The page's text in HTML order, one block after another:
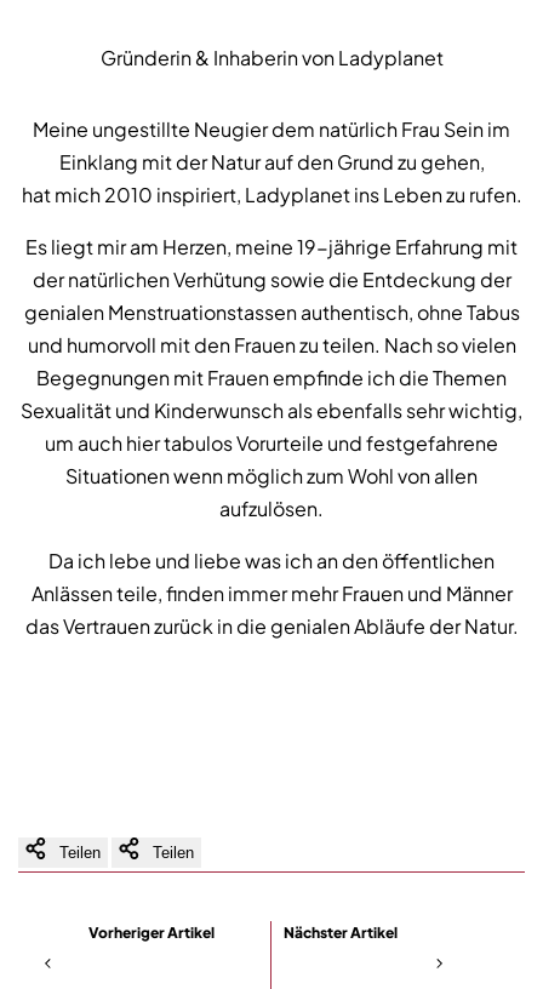
Gründerin & Inhaberin von Ladyplanet
Meine ungestillte Neugier dem natürlich Frau Sein im
Einklang mit der Natur auf den Grund zu gehen,
hat mich 2010 inspiriert, Ladyplanet ins Leben zu rufen.
Es liegt mir am Herzen, meine 19-jährige Erfahrung mit
der natürlichen Verhütung sowie die Entdeckung der
genialen Menstruationstassen authentisch, ohne Tabus
und humorvoll mit den Frauen zu teilen. Nach so vielen
Begegnungen mit Frauen empfinde ich die Themen
Sexualität und Kinderwunsch als ebenfalls sehr wichtig,
um auch hier tabulos Vorurteile und festgefahrene
Situationen wenn möglich zum Wohl von allen
aufzulösen.
Da ich lebe und liebe was ich an den öffentlichen
Anlässen teile, finden immer mehr Frauen und Männer
das Vertrauen zurück in die genialen Abläufe der Natur.
Teilen Teilen
Vorheriger Artikel Nächster Artikel